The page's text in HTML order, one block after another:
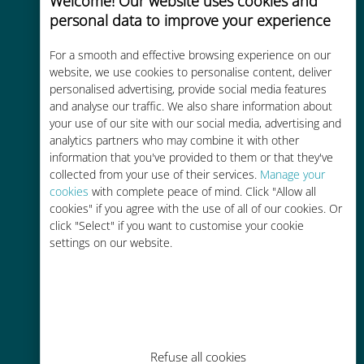
personal data to improve your experience
For a smooth and effective browsing experience on our
website, we use cookies to personalise content, deliver
personalised advertising, provide social media features
and analyse our traffic. We also share information about
your use of our site with our social media, advertising and
analytics partners who may combine it with other
information that you've provided to them or that they've
collected from your use of their services. Manage your
cookies with complete peace of mind. Click "Allow all
cookies" if you agree with the use of all of our cookies. Or
click "Select" if you want to customise your cookie
settings on our website.
Refuse all cookies
Custo-benefício
Até 90% mais barato do que as
tarifas de roaming de sua
operadora atual
Fácil recarga
Em qualquer lugar por meio do